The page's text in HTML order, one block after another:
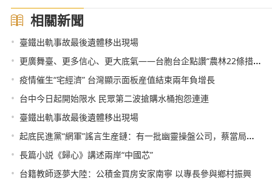
相關新聞
• 臺鐵出軌事故最後遺體移出現場
• 更廣舞臺、更多信心、更大底氣——台胞台企點讚“農林22條措施”
• 疫情催生“宅經濟” 台灣顯示面板産值結束兩年負增長
• 台中今日起開始限水 民眾第二波搶購水桶抱怨連連
• 臺鐵出軌事故最後遺體移出現場
• 起底民進黨“網軍”謠言生産鏈：有一批幽靈操盤公司，蔡當局變著法兒給錢
• 長篇小説《歸心》講述兩岸“中國芯”
• 台籍教師逐夢大陸：公積金買房安家南寧 以專長參與鄉村振興